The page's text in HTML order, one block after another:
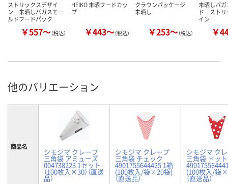
ストリックスデザイ
ン 未晒しバガスモー
ルドフードパック
￥557～（税込）
HEIKO 未晒フードカッ
プ
￥443～（税込）
クラウンパッケージ
未晒し
￥253～（税込）
未晒しバ
ド ストリ
イン
￥
他のバリエーション
商品名
シモジマ クレープ
三角袋 アミューズ
004738223 1セット
（100枚入×30）（直送
品）
シモジマ クレープ
三角袋 チェック
4901755644425 1箱
(100枚入/袋×20袋)
（直送品）
シモジマ ク
三角袋 ドット
(100枚入/袋
（直送品）